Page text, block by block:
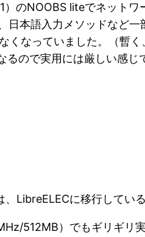
のNOOBS liteでネット
本語入力メソッドなど
なっていました。（暫
るので実用には厳しい感
LibreELECに移行してい
512MB）でもギリギリ